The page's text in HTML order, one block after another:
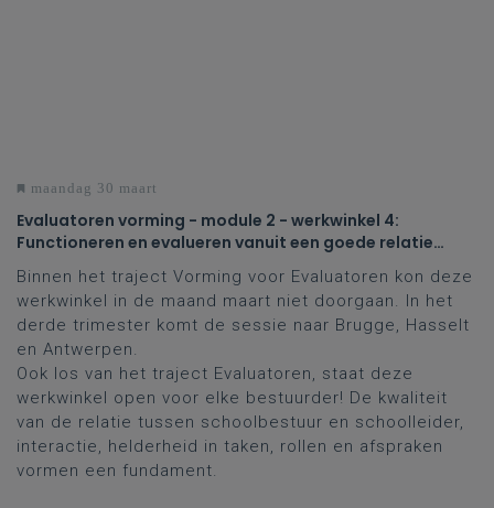
maandag 30 maart
Evaluatoren vorming - module 2 - werkwinkel 4:
Functioneren en evalueren vanuit een goede relatie
tussen bestuurder en directeur
Binnen het traject Vorming voor Evaluatoren kon deze
werkwinkel in de maand maart niet doorgaan. In het
derde trimester komt de sessie naar Brugge, Hasselt
en Antwerpen.
Ook los van het traject Evaluatoren, staat deze
werkwinkel open voor elke bestuurder! De kwaliteit
van de relatie tussen schoolbestuur en schoolleider,
interactie, helderheid in taken, rollen en afspraken
vormen een fundament.